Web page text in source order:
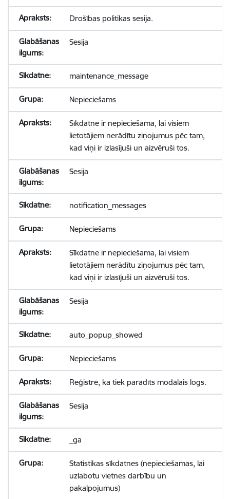
Drošības politikas sesija.
Sesija
maintenance_message
Nepieciešams
Sīkdatne ir nepieciešama, lai visiem
lietotājiem nerādītu ziņojumus pēc tam,
kad viņi ir izlasījuši un aizvēruši tos.
Sesija
notification_messages
Nepieciešams
Sīkdatne ir nepieciešama, lai visiem
lietotājiem nerādītu ziņojumus pēc tam,
kad viņi ir izlasījuši un aizvēruši tos.
Sesija
auto_popup_showed
Nepieciešams
Reģistrē, ka tiek parādīts modālais logs.
Sesija
_ga
Statistikas sīkdatnes (nepieciešamas, lai
uzlabotu vietnes darbību un
pakalpojumus)